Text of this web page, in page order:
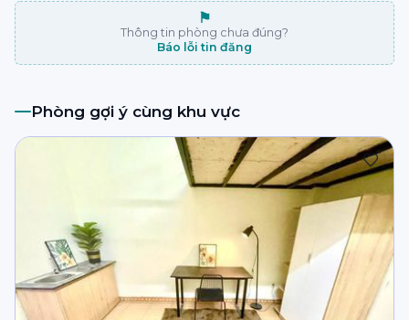
⚑
Thông tin phòng chưa đúng?
Báo lỗi tin đăng
Phòng gợi ý cùng khu vực